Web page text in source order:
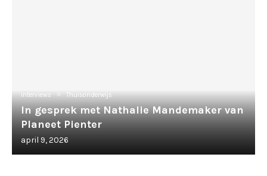
Interviews Thuisonderwijs
In gesprek met Nathalie Mandemaker van
Planeet Pienter
april 9, 2026